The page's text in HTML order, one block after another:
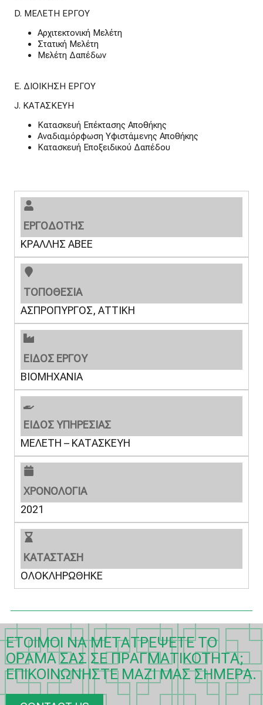
D. ΜΕΛΕΤΗ ΕΡΓΟΥ
Αρχιτεκτονική Μελέτη
Στατική Μελέτη
Μελέτη Δαπέδων
E. ΔΙΟΙΚΗΣΗ ΕΡΓΟΥ
J. ΚΑΤΑΣΚΕΥΗ
Κατασκευή Επέκτασης Αποθήκης
Αναδιαμόρφωση Υφιστάμενης Αποθήκης
Κατασκευή Εποξειδικού Δαπέδου
ΕΡΓΟΔΟΤΗΣ
ΚΡΑΛΛΗΣ ΑΒΕΕ
ΤΟΠΟΘΕΣΙΑ
ΑΣΠΡΟΠΥΡΓΟΣ, ΑΤΤΙΚΗ
ΕΙΔΟΣ ΕΡΓΟΥ
ΒΙΟΜΗΧΑΝΙΑ
ΕΙΔΟΣ ΥΠΗΡΕΣΙΑΣ
ΜΕΛΕΤΗ – ΚΑΤΑΣΚΕΥΗ
ΧΡΟΝΟΛΟΓΙΑ
2021
ΚΑΤΑΣΤΑΣΗ
ΟΛΟΚΛΗΡΩΘΗΚΕ
ΈΤΟΙΜΟΙ ΝΑ ΜΕΤΑΤΡΈΨΕΤΕ ΤΟ
ΌΡΑΜΆ ΣΑΣ ΣΕ ΠΡΑΓΜΑΤΙΚΌΤΗΤΑ;
ΕΠΙΚΟΙΝΩΝΉΣΤΕ ΜΑΖΊ ΜΑΣ ΣΉΜΕΡΑ.